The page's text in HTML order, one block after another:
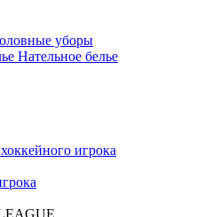
уборы
Нательное белье
игрока